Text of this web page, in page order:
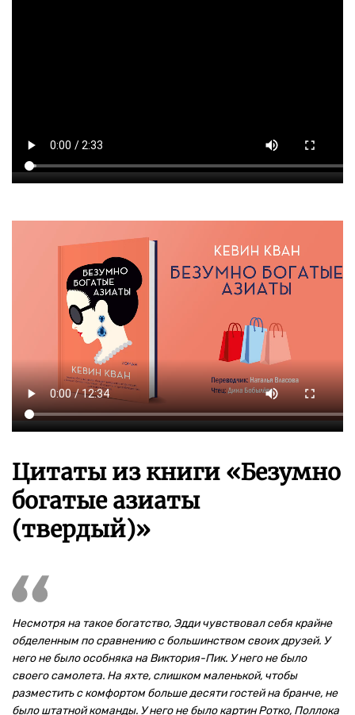
Цитаты из книги «Безумно
богатые азиаты
(твердый)»
Несмотря на такое богатство, Эдди чувствовал себя крайне
обделенным по сравнению с большинством своих друзей. У
него не было особняка на Виктория-Пик. У него не было
своего самолета. На яхте, слишком маленькой, чтобы
разместить с комфортом больше десяти гостей на бранче, не
было штатной команды. У него не было картин Ротко, Поллока